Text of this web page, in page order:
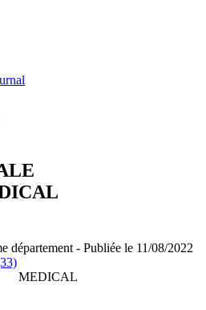
département - Publiée le 11/08/2022